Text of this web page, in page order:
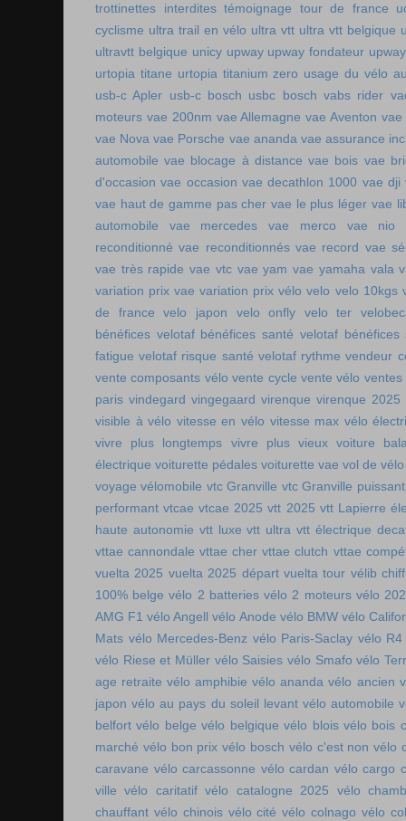
trottinettes interdites témoignage tour de france
cyclisme ultra trail en vélo ultra vtt ultra vtt belgique
ultravtt belgique unicy upway upway fondateur
urtopia titane urtopia titanium zero usage du vélo
usb-c Apler usb-c bosch usbc bosch vabs rider
moteurs vae 200nm vae Allemagne vae Aventon vae
vae Nova vae Porsche vae ananda vae assurance
automobile vae blocage à distance vae bois vae
d'occasion vae occasion vae decathlon 1000 vae dji
vae haut de gamme pas cher vae le plus léger vae
automobile
vae mercedes vae merco
vae nio
reconditionné vae reconditionnés vae record vae
vae très rapide vae vtc vae yam vae yamaha vala
variation prix vae variation prix vélo velo velo 10kgs
de france
velo japon velo onfly velo ter
bénéfices velotaf bénéfices santé velotaf
fatigue velotaf risque santé velotaf rythme vendeur
vente composants vélo vente cycle vente vélo ventes
paris vindegard vingegaard virenque virenque 2025
visible à vélo vitesse en vélo vitesse max vélo
vivre plus longtemps
vivre plus vieux voiture
électrique voiturette pédales voiturette vae vol de
voyage vélomobile vtc Granville vtc Granville puissant
performant vtcae vtcae 2025 vtt 2025 vtt Lapierre
haute autonomie vtt luxe vtt ultra vtt électrique
vttae cannondale vttae cher vttae clutch vttae
vuelta 2025 vuelta 2025 départ vuelta tour vélib
100% belge vélo 2 batteries vélo 2 moteurs vélo
AMG F1 vélo Angell vélo Anode vélo BMW vélo
Mats vélo Mercedes-Benz vélo Paris-Saclay vélo R4
vélo Riese et Müller vélo Saisies vélo Smafo vélo
age retraite vélo amphibie vélo ananda vélo ancien
japon vélo au pays du soleil levant vélo automobile
belfort vélo belge vélo belgique vélo blois vélo bois
marché vélo bon prix vélo bosch vélo c'est non vélo
caravane vélo carcassonne vélo cardan vélo cargo
ville vélo caritatif vélo catalogne 2025
vélo
chauffant vélo chinois vélo cité vélo colnago vélo